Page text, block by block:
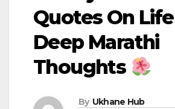
Quotes On Life
Deep Marathi
Thoughts
By Ukhane Hub